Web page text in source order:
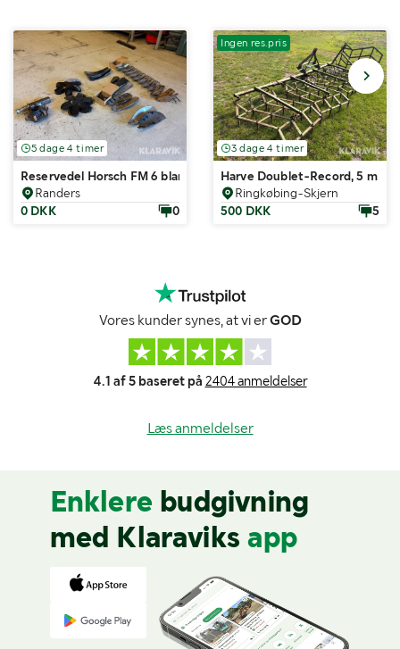
5 dage 4 timer
Reservedel Horsch FM 6 blandet lot
Randers
0 DKK
0
Ingen res.pris
3 dage 4 timer
Harve Doublet-Record, 5 m
Ringkøbing-Skjern
500 DKK
5
Vores kunder synes, at vi erGOD
4.1 af 5 baseret på 2404 anmeldelser
Læs anmeldelser
Enklere budgivning
med Klaraviks app